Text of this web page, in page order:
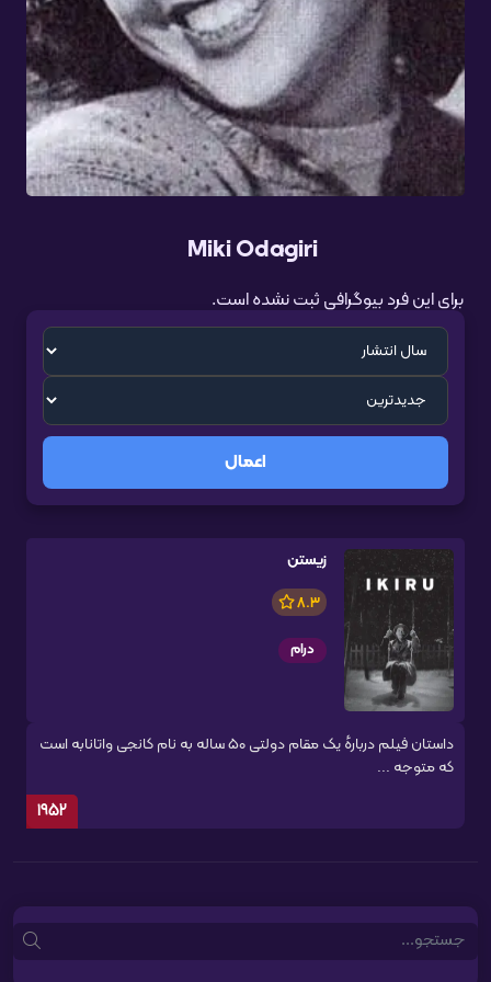
Miki Odagiri
برای این فرد بیوگرافی ثبت نشده است.
اعمال
زیستن
8.3
درام
داستان فیلم دربارهٔ یک مقام دولتی ۵۰ ساله به نام کانجی واتانابه است
که متوجه ...
1952
Search